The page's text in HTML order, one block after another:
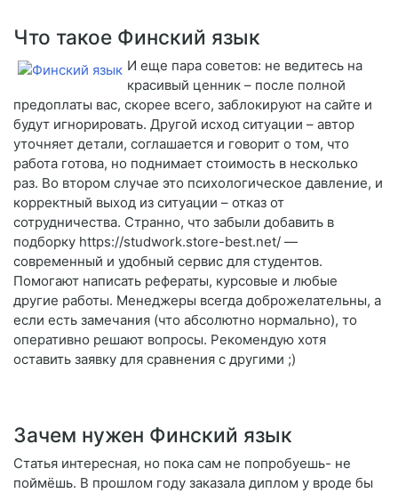
Что такое Финский язык
И еще пара советов: не ведитесь на
красивый ценник – после полной
предоплаты вас, скорее всего, заблокируют на сайте и
будут игнорировать. Другой исход ситуации – автор
уточняет детали, соглашается и говорит о том, что
работа готова, но поднимает стоимость в несколько
раз. Во втором случае это психологическое давление, и
корректный выход из ситуации – отказ от
сотрудничества. Странно, что забыли добавить в
подборку https://studwork.store-best.net/ —
современный и удобный сервис для студентов.
Помогают написать рефераты, курсовые и любые
другие работы. Менеджеры всегда доброжелательны, а
если есть замечания (что абсолютно нормально), то
оперативно решают вопросы. Рекомендую хотя
оставить заявку для сравнения с другими ;)
Зачем нужен Финский язык
Статья интересная, но пока сам не попробуешь- не
поймёшь. В прошлом году заказала диплом у вроде бы